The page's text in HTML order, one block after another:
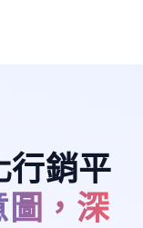
行銷平
圖，深